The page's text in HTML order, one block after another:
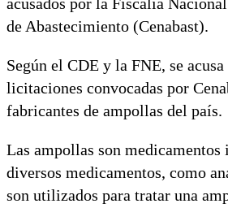
acusados por la Fiscalía
de Abastecimiento (Cenabast).
Según el CDE y la FNE, se
licitaciones convocadas por
fabricantes de ampollas del país.
Las ampollas son medicamentos
diversos medicamentos, como
son utilizados para tratar una